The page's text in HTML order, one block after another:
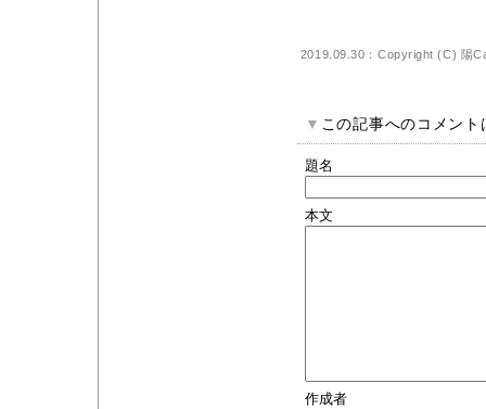
2019.09.30：Copyright (C) 陽
▼ この記事へのコメント
題名
本文
作成者